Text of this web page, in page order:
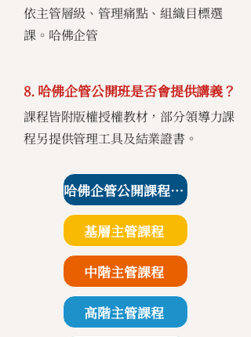
依主管層級、管理痛點、組織目標選
課。哈佛企管
8. 哈佛企管公開班是否會提供講義？
課程皆附版權授權教材，部分領導力課
程另提供管理工具及結業證書。
哈佛企管公開課程課表
基層主管課程
中階主管課程
高階主管課程